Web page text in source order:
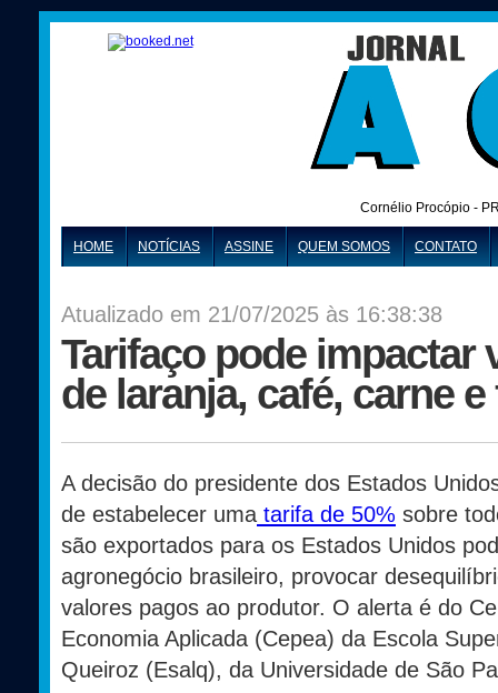
Cornélio Procópio -
HOME NOTÍCIAS ASSINE QUEM SOMOS CONTATO
Atualizado em 21/07/2025 às 16:38:38
Tarifaço pode impactar
de laranja, café, carne
A decisão do presidente dos Estados
de estabelecer uma tarifa de 50% sobre
são exportados para os Estados Unidos
agronegócio brasileiro, provocar
valores pagos ao produtor. O alerta é do
Economia Aplicada (Cepea) da Escola
Queiroz (Esalq), da Universidade de São